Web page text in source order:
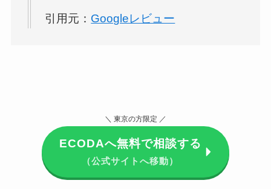
備してくれるし、説明もしてくれ
りを通して、信頼が生まれ、ここの
会社に任せようと思いました。功利
主義で売りつけようとしているので
はなくて、ちゃんとこちら（買い
引用元： Googleレビュー
＼ 東京の方限定 ／
ECODAへ無料で相談する
（公式サイトへ移動）